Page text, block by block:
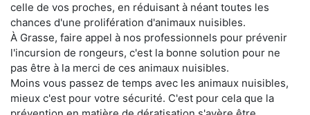
celle de vos proches, en réduisant à néant toutes les
chances d'une prolifération d'animaux nuisibles.
À Grasse, faire appel à nos professionnels pour prévenir
l'incursion de rongeurs, c'est la bonne solution pour ne
pas être à la merci de ces animaux nuisibles.
Moins vous passez de temps avec les animaux nuisibles,
mieux c'est pour votre sécurité. C'est pour cela que la